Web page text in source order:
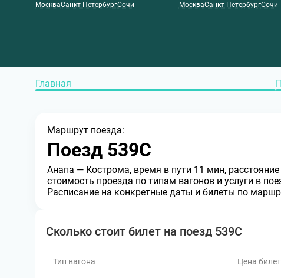
МоскваСанкт-ПетербургСочи МоскваСанкт-ПетербургСочи
Главная
Маршрут поезда:
Поезд 539С
Анапа — Кострома, время в пути 11 мин,
стоимость проезда по типам вагонов и услуги в
Расписание на конкретные даты и билеты по
Сколько стоит билет на поезд 539С
Тип вагона Цена